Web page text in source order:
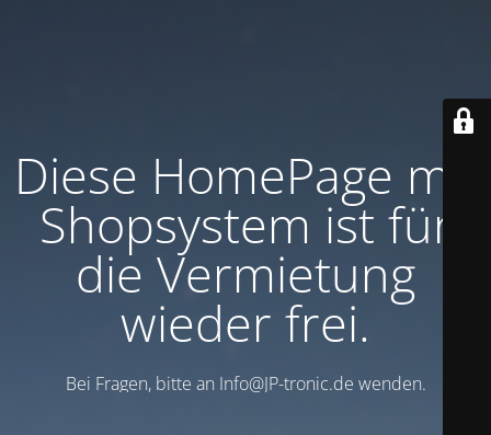
Diese HomePage mit
Shopsystem ist für
die Vermietung
wieder frei.
Bei Fragen, bitte an Info@JP-tronic.de wenden.